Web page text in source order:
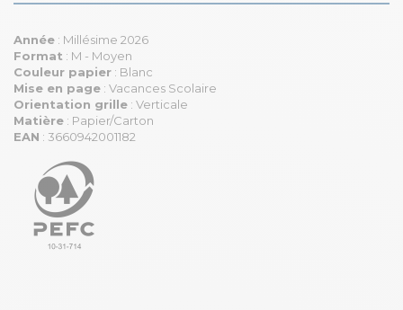
Année : Millésime 2026
Format : M - Moyen
Couleur papier : Blanc
Mise en page : Vacances Scolaire
Orientation grille : Verticale
Matière : Papier/Carton
EAN : 3660942001182